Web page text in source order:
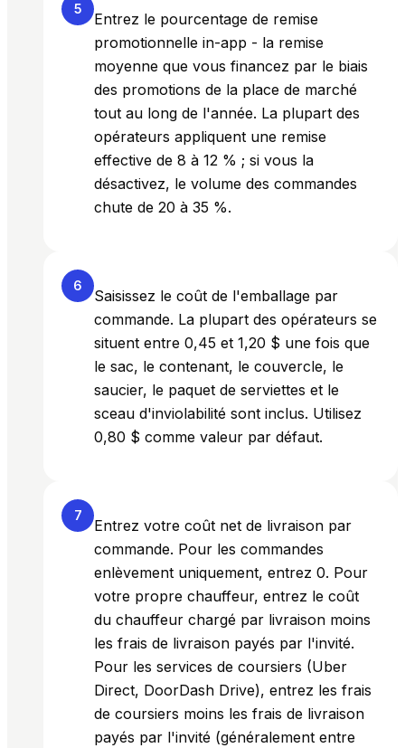
5
Entrez le pourcentage de remise
promotionnelle in-app - la remise
moyenne que vous financez par le biais
des promotions de la place de marché
tout au long de l'année. La plupart des
opérateurs appliquent une remise
effective de 8 à 12 % ; si vous la
désactivez, le volume des commandes
chute de 20 à 35 %.
6
Saisissez le coût de l'emballage par
commande. La plupart des opérateurs se
situent entre 0,45 et 1,20 $ une fois que
le sac, le contenant, le couvercle, le
saucier, le paquet de serviettes et le
sceau d'inviolabilité sont inclus. Utilisez
0,80 $ comme valeur par défaut.
7
Entrez votre coût net de livraison par
commande. Pour les commandes
enlèvement uniquement, entrez 0. Pour
votre propre chauffeur, entrez le coût
du chauffeur chargé par livraison moins
les frais de livraison payés par l'invité.
Pour les services de coursiers (Uber
Direct, DoorDash Drive), entrez les frais
de coursiers moins les frais de livraison
payés par l'invité (généralement entre